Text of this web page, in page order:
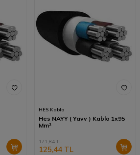
HES Kablo
Hes NAYY ( Yavv ) Kablo 1x95
Mm²
171,84TL
125,44 TL